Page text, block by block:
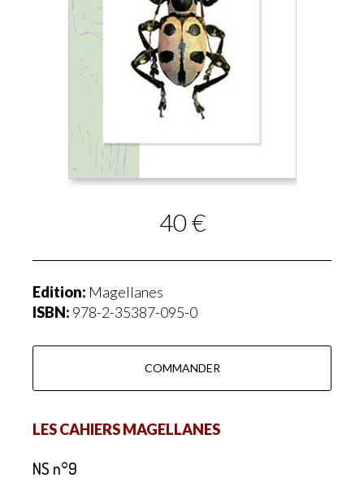
40 €
Edition: Magellanes
ISBN: 978-2-35387-095-0
COMMANDER
LES CAHIERS MAGELLANES
NS n°9